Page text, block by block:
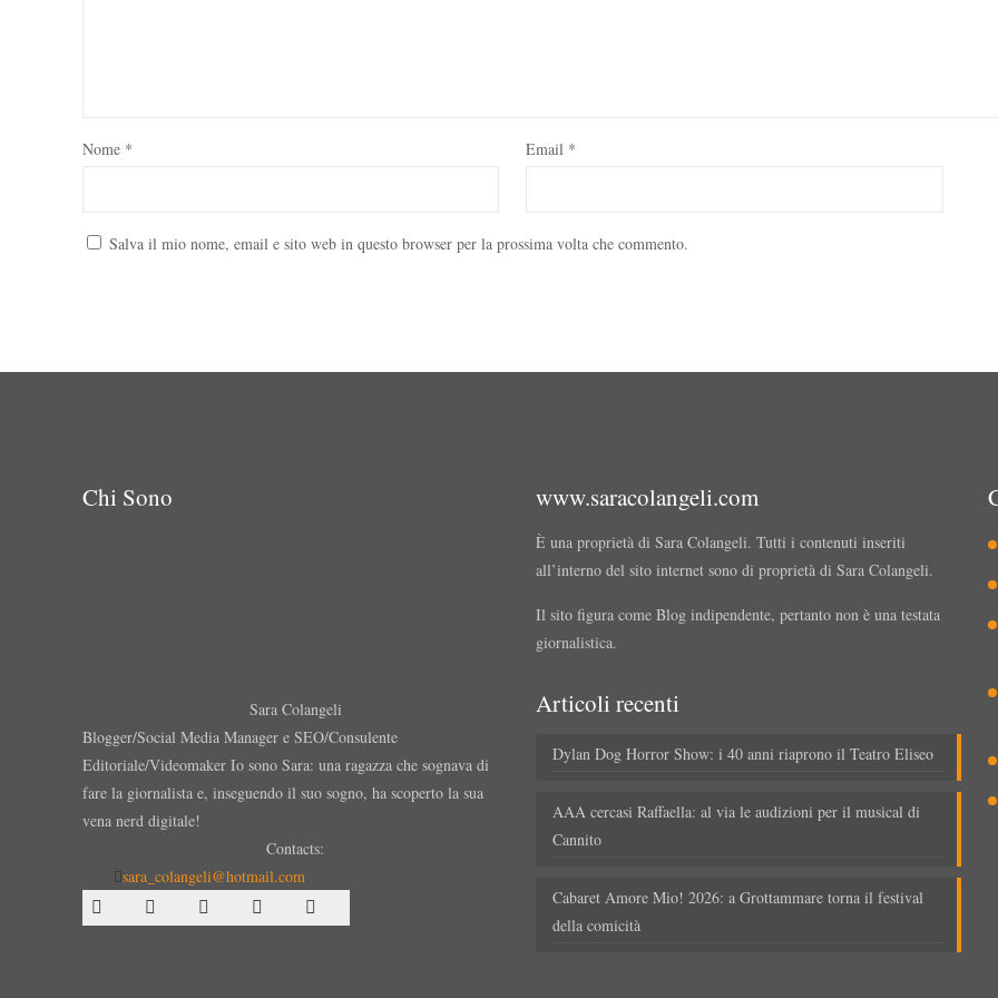
Nome * Email *
Salva il mio nome, email e sito web in questo browser per la prossima volta che commento.
Chi Sono
Sara Colangeli
Blogger/Social Media Manager e SEO/Consulente
Editoriale/Videomaker Io sono Sara: una ragazza che sognava di
fare la giornalista e, inseguendo il suo sogno, ha scoperto la sua
vena nerd digitale!
Contacts:
sara_colangeli@hotmail.com
www.saracolangeli.com
È una proprietà di Sara Colangeli. Tutti i contenuti inseriti
all’interno del sito internet sono di proprietà di Sara Colangeli.
Il sito figura come Blog indipendente, pertanto non è una testata
giornalistica.
Articoli recenti
Dylan Dog Horror Show: i 40 anni riaprono il Teatro Eliseo
AAA cercasi Raffaella: al via le audizioni per il musical di
Cannito
Cabaret Amore Mio! 2026: a Grottammare torna il festival
della comicità